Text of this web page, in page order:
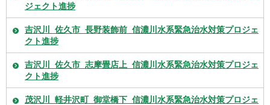
ジェクト進捗
吉沢川_佐久市_長野装飾前_信濃川水系緊急治水対策プロジェ
クト進捗
吉沢川_佐久市_志摩畳店上_信濃川水系緊急治水対策プロジェ
クト進捗
茂沢川_軽井沢町_御堂橋下_信濃川水系緊急治水対策プロジェ